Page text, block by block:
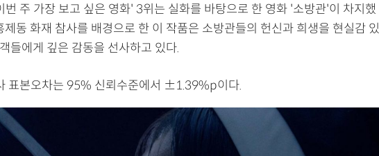
번 주 가장 보고 싶은 영화' 3위는 실화를 바탕으로 한 영화 '소방관'이 차지했
동 화재 참사를 배경으로 한 이 작품은 소방관들의 헌신과 희생을 현실감 있
들에게 깊은 감동을 선사하고 있다.
표본오차는 95% 신뢰수준에서 ±1.39%p이다.